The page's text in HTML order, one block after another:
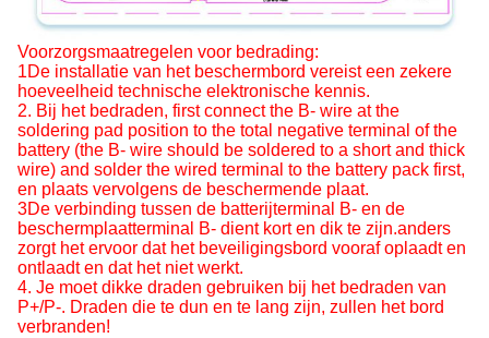
Voorzorgsmaatregelen voor bedrading:
1De installatie van het beschermbord vereist een zekere
hoeveelheid technische elektronische kennis.
2. Bij het bedraden, first connect the B- wire at the
soldering pad position to the total negative terminal of the
battery (the B- wire should be soldered to a short and thick
wire) and solder the wired terminal to the battery pack first,
en plaats vervolgens de beschermende plaat.
3De verbinding tussen de batterijterminal B- en de
beschermplaatterminal B- dient kort en dik te zijn.anders
zorgt het ervoor dat het beveiligingsbord vooraf oplaadt en
ontlaadt en dat het niet werkt.
4. Je moet dikke draden gebruiken bij het bedraden van
P+/P-. Draden die te dun en te lang zijn, zullen het bord
verbranden!